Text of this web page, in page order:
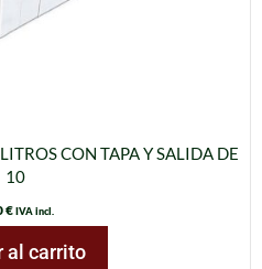
CON TAPA Y SALIDA DE
10
€IVA incl.
al carrito